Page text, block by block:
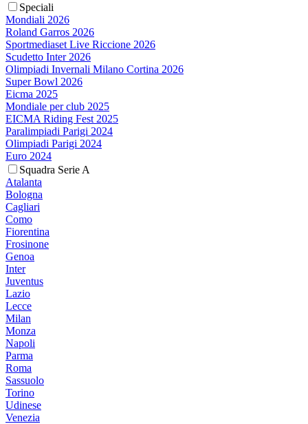
Speciali
Mondiali 2026
Roland Garros 2026
Sportmediaset Live Riccione 2026
Scudetto Inter 2026
Olimpiadi Invernali Milano Cortina 2026
Super Bowl 2026
Eicma 2025
Mondiale per club 2025
EICMA Riding Fest 2025
Paralimpiadi Parigi 2024
Olimpiadi Parigi 2024
Euro 2024
Squadra Serie A
Atalanta
Bologna
Cagliari
Como
Fiorentina
Frosinone
Genoa
Inter
Juventus
Lazio
Lecce
Milan
Monza
Napoli
Parma
Roma
Sassuolo
Torino
Udinese
Venezia